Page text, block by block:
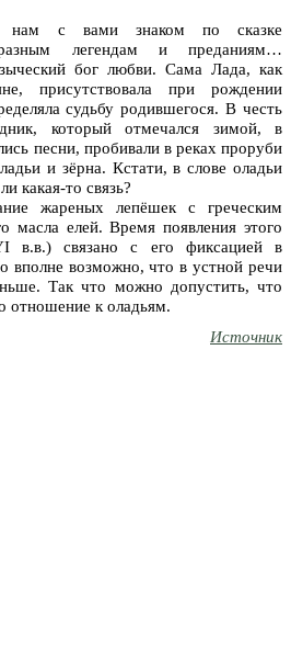
нам с вами знаком по сказке
легендам и преданиям…
бог любви. Сама Лада, как
присутствовала при рождении
судьбу родившегося. В честь
который отмечался зимой, в
песни, пробивали в реках проруби
и зёрна. Кстати, в слове оладьи
какая-то связь?
жареных лепёшек с греческим
масла елей. Время появления этого
в.в.) связано с его фиксацией в
вполне возможно, что в устной речи
Так что можно допустить, что
отношение к оладьям.
Источник